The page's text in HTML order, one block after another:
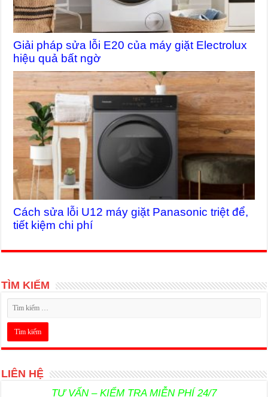
Giải pháp sửa lỗi E20 của máy giặt Electrolux
hiệu quả bất ngờ
Cách sửa lỗi U12 máy giặt Panasonic triệt để,
tiết kiệm chi phí
TÌM KIẾM
LIÊN HỆ
TƯ VẤN – KIỂM TRA MIỄN PHÍ 24/7